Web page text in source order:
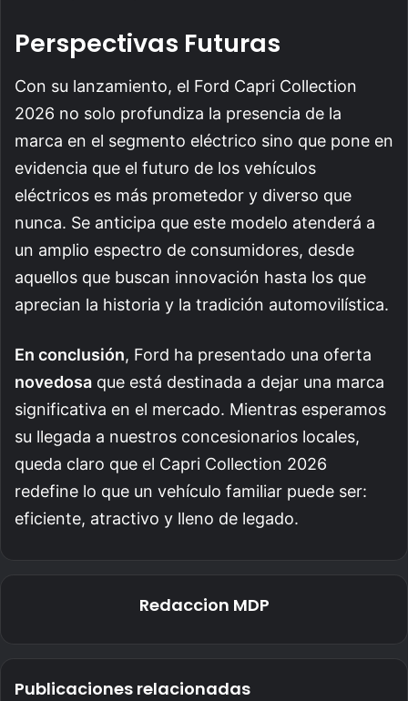
Perspectivas Futuras
Con su lanzamiento, el Ford Capri Collection
2026 no solo profundiza la presencia de la
marca en el segmento eléctrico sino que pone en
evidencia que el futuro de los vehículos
eléctricos es más prometedor y diverso que
nunca. Se anticipa que este modelo atenderá a
un amplio espectro de consumidores, desde
aquellos que buscan innovación hasta los que
aprecian la historia y la tradición automovilística.
En conclusión, Ford ha presentado una oferta
novedosa que está destinada a dejar una marca
significativa en el mercado. Mientras esperamos
su llegada a nuestros concesionarios locales,
queda claro que el Capri Collection 2026
redefine lo que un vehículo familiar puede ser:
eficiente, atractivo y lleno de legado.
Redaccion MDP
Publicaciones relacionadas